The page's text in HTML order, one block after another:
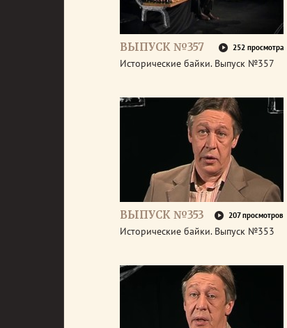
ВЫПУСК №357 252 просмотра
Исторические байки. Выпуск №357
ВЫПУСК №353 207 просмотров
Исторические байки. Выпуск №353